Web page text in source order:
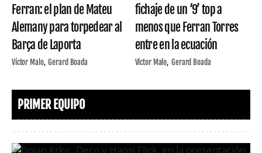
Ferran: el plan de Mateu
Alemany para torpedear al
Barça de Laporta
Víctor Malo Gerard Boada
fichaje de un ‘9’ top a
menos que Ferran Torres
entre en la ecuación
Víctor Malo Gerard Boada
PRIMER EQUIPO